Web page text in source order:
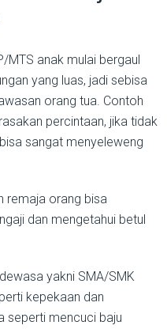
MTS anak mulai bergaul
yang luas, jadi sebisa
orang tua. Contoh
percintaan, jika tidak
sangat menyeleweng
remaja orang bisa
dan mengetahui betul
yakni SMA/SMK
kepekaan dan
seperti mencuci baju